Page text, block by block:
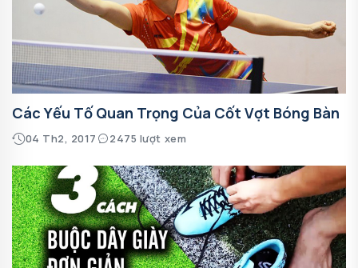
Các Yếu Tố Quan Trọng Của Cốt Vợt Bóng Bàn
04 Th2, 2017 2475 lượt xem